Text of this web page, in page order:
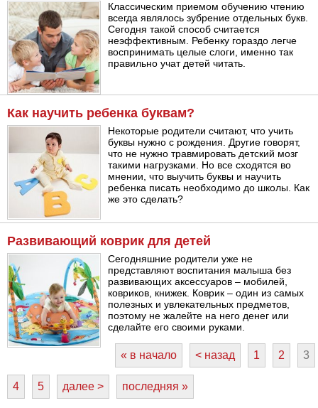
Классическим приемом обучению чтению
всегда являлось зубрение отдельных букв.
Сегодня такой способ считается
неэффективным. Ребенку гораздо легче
воспринимать целые слоги, именно так
правильно учат детей читать.
Как научить ребенка буквам?
Некоторые родители считают, что учить
буквы нужно с рождения. Другие говорят,
что не нужно травмировать детский мозг
такими нагрузками. Но все сходятся во
мнении, что выучить буквы и научить
ребенка писать необходимо до школы. Как
же это сделать?
Развивающий коврик для детей
Сегодняшние родители уже не
представляют воспитания малыша без
развивающих аксессуаров – мобилей,
ковриков, книжек. Коврик – один из самых
полезных и увлекательных предметов,
поэтому не жалейте на него денег или
сделайте его своими руками.
« в начало < назад 1 2 3
4 5 далее > последняя »